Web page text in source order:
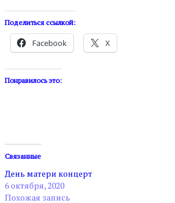
Поделиться ссылкой:
Facebook X
Понравилось это:
Связанные
День матери концерт
6 октября, 2020
Похожая запись